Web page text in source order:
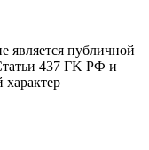
является публичной
437 ГK РФ и
характер